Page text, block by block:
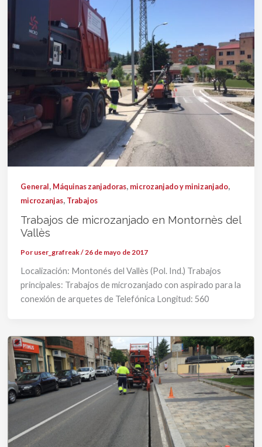
General, Máquinas zanjadoras, microzanjado y minizanjado,
microzanjas, Trabajos
Trabajos de microzanjado en Montornès del
Vallès
Por user_grafreak/26 de mayo de 2017
Localización: Montonés del Vallès (Pol. Ind.) Trabajos
principales: Trabajos de microzanjado con aspirado para la
conexión de arquetes de Telefónica Longitud: 560